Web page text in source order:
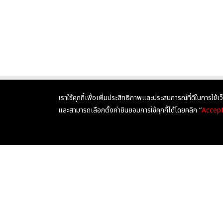
หน้าหลัก
เกี่ยวกับเรา
NEW ZEALAND
AUSTRALIA
เราใช้คุกกี้เพื่อเพิ่มประสิทธิภาพและประสบการณ์ที่ดีในการใช้
และสามารถเลือกตั้งค่ายินยอมการใช้คุกกี้ได้โดยคลิก “